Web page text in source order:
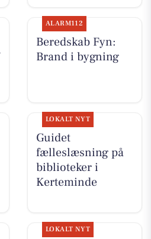
ALARM112
Beredskab Fyn:
Brand i bygning
LOKALT NYT
Guidet
fælleslæsning på
biblioteker i
Kerteminde
LOKALT NYT